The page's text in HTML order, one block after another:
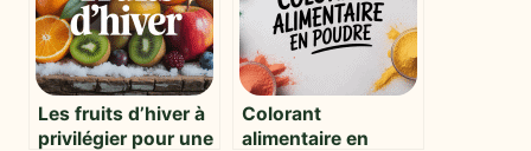
Les fruits d’hiver à
privilégier pour une
Colorant
alimentaire en